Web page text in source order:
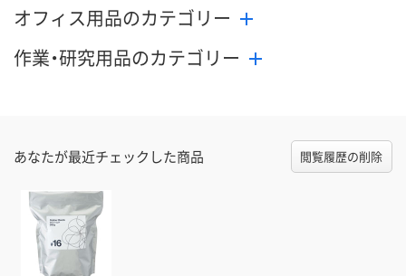
オフィス用品のカテゴリー
作業・研究用品のカテゴリー
あなたが最近チェックした商品 閲覧履歴の削除